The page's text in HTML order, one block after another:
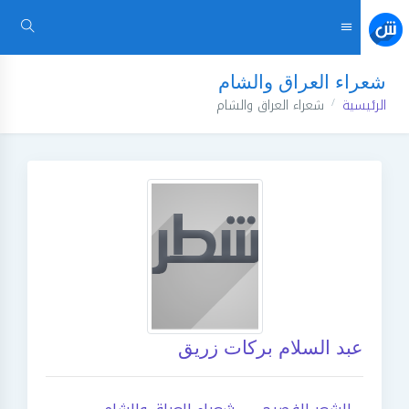
شعراء العراق والشام
الرئيسية شعراء العراق والشام
عبد السلام بركات زريق